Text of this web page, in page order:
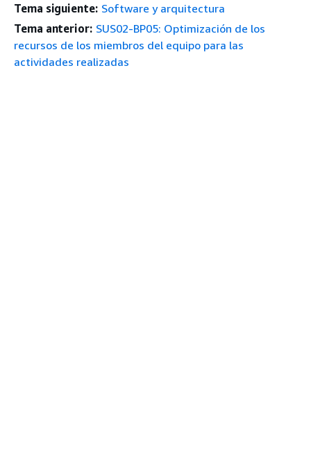
Tema siguiente: Software y arquitectura
Tema anterior: SUS02-BP05: Optimización de los
recursos de los miembros del equipo para las
actividades realizadas